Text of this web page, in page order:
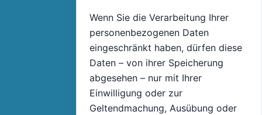
Wenn Sie die Verarbeitung Ihrer
personenbezogenen Daten
eingeschränkt haben, dürfen diese
Daten – von ihrer Speicherung
abgesehen – nur mit Ihrer
Einwilligung oder zur
Geltendmachung, Ausübung oder